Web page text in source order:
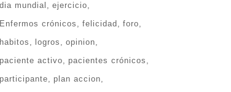
dia mundial
ejercicio
Enfermos crónicos
felicidad
foro
habitos
logros
opinion
paciente activo
pacientes crónicos
participante
plan accion